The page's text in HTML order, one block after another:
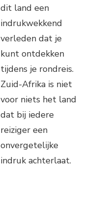
dit land een
indrukwekkend
verleden dat je
kunt ontdekken
tijdens je rondreis.
Zuid-Afrika is niet
voor niets het land
dat bij iedere
reiziger een
onvergetelijke
indruk achterlaat.